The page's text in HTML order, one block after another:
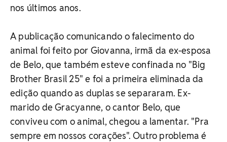
nos últimos anos.
A publicação comunicando o falecimento do
animal foi feito por Giovanna, irmã da ex-esposa
de Belo, que também esteve confinada no "Big
Brother Brasil 25" e foi a primeira eliminada da
edição quando as duplas se separaram. Ex-
marido de Gracyanne, o cantor Belo, que
conviveu com o animal, chegou a lamentar. "Pra
sempre em nossos corações". Outro problema é